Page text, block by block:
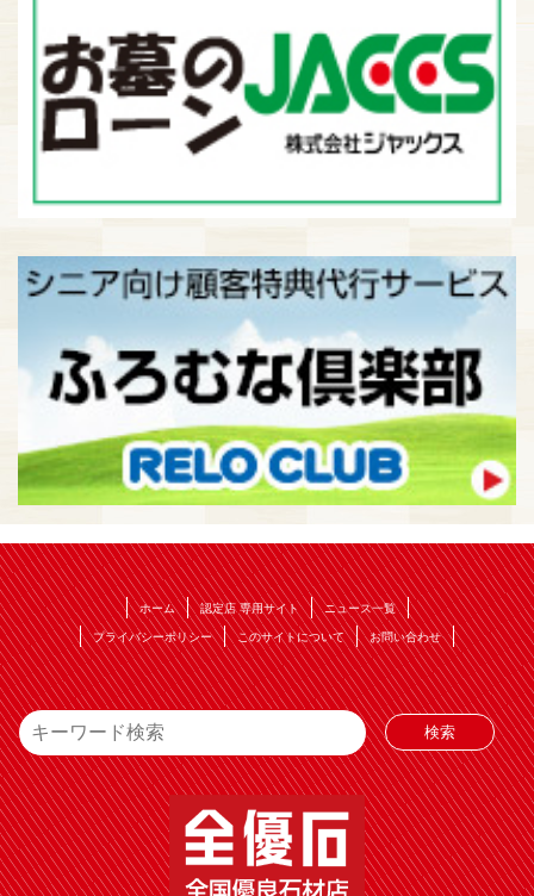
ホーム 認定店 専用サイト
ニュース一覧
プライバシーポリシー
このサイトについて お問い合わせ